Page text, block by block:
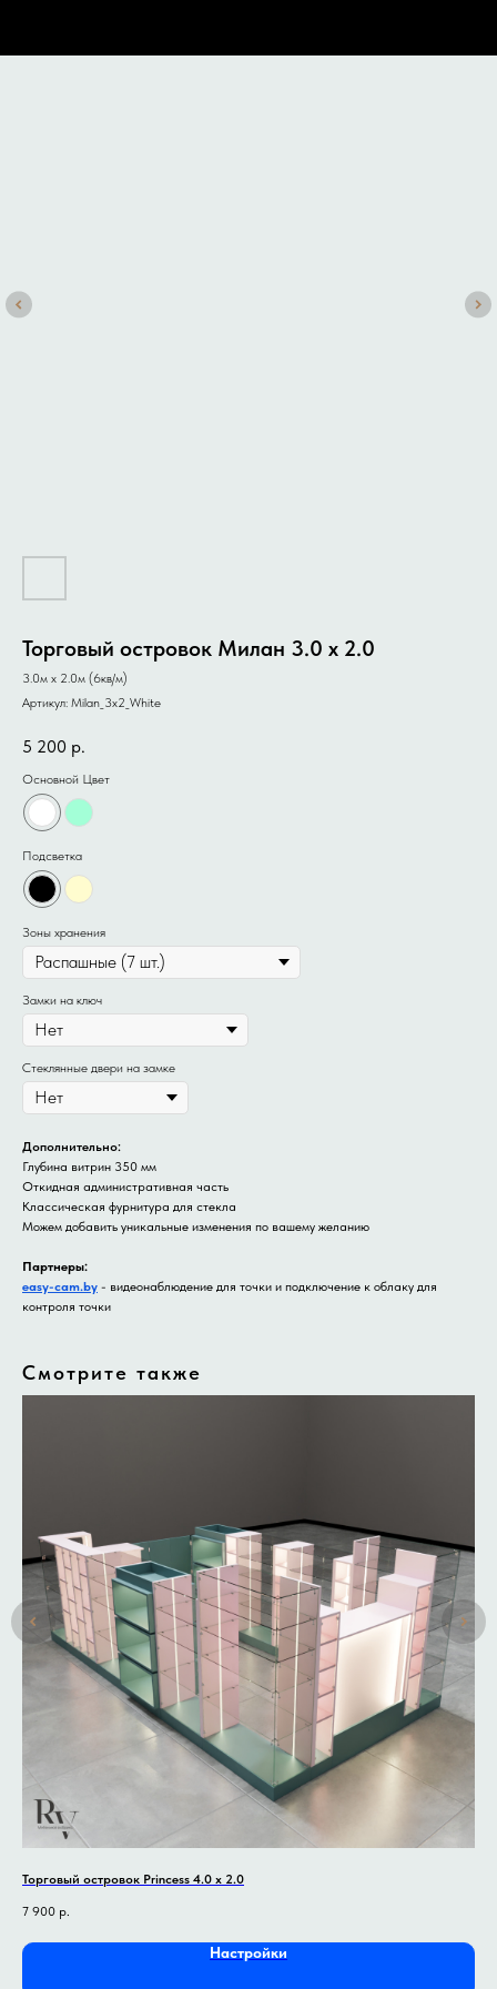
Торговый островок Милан 3.0 x 2.0
3.0м x 2.0м (6кв/м)
Артикул: Milan_3x2_White
5 200 р.
Основной Цвет
Подсветка
Зоны хранения
Замки на ключ
Стеклянные двери на замке
Дополнительно:
Глубина витрин 350 мм
Откидная административная часть
Классическая фурнитура для стекла
Можем добавить уникальные изменения по вашему желанию
Партнеры:
easy-cam.by - видеонаблюдение для точки и подключение к облаку для
контроля точки
Смотрите также
Торговый островок Princess 4.0 x 2.0
7 900 р.
Настройки